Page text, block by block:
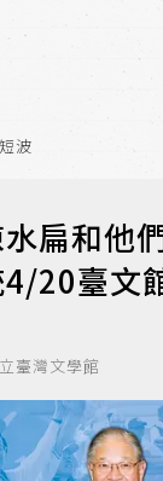
波
扁和他
20臺文
臺灣文學館